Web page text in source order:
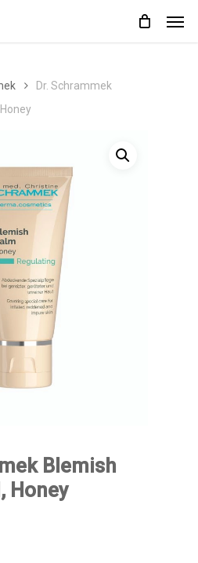
Dr. Schrammek
Blemish
Honey